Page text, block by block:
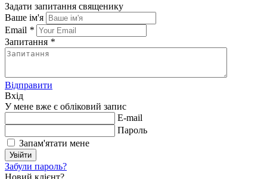
Задати запитання священику
Ваше ім'я
Email *
Запитання *
Відправити
Вхід
У мене вже є обліковий запис
E-mail
Пароль
Запам'ятати мене
Увійти
Забули пароль?
Новий клієнт?